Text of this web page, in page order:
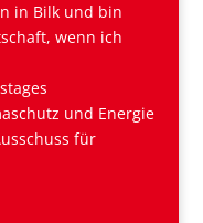
in Bilk und bin
wenn ich
und Energie
für